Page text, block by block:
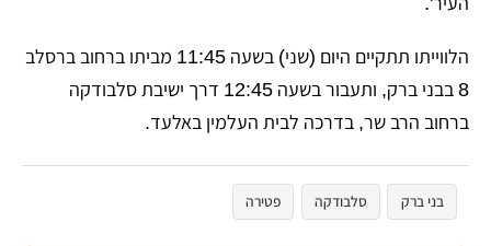
הלווייתו תתקיים היום (שני) בשעה 11:45 מביתו ברחוב ברסלב
8 בבני ברק, ותעבור בשעה 12:45 דרך ישיבת סלבודקה
ברחוב הרב שר, בדרכה לבית העלמין באלעד.
בני ברק סלבודקה פטירה